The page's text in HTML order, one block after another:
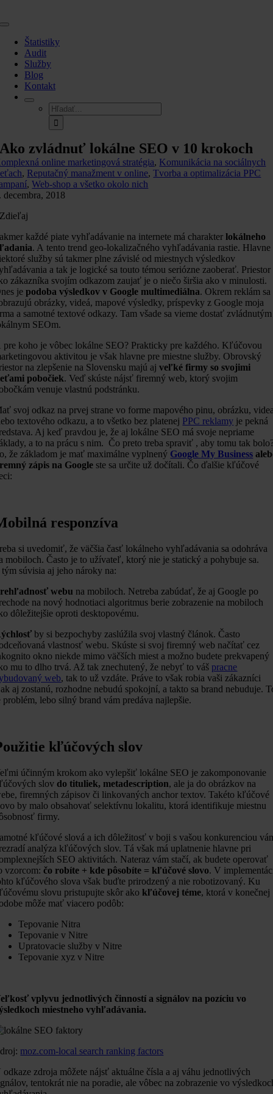
to
Toggle
NavigationŠtatistiky
Audit
Služby
Blog
Kontakt
Hľadať:
Ako zvládnuť lokálne SEO v 10 krokoch
online marketingová stratégia, Komunikácia na sociálnych
, Reputačný manažment v online,Tvorba a optimalizácia PPC
,Web-shop a všetko okolo nich
decembra, 2018
Zdieľaj
každé piate vyhľadávanie na internete má charakterlokálneho
. A tento trend geo-lokalizačného vyhľadávania rastie. Hlavne
služby sú takmer plne závislé od miestnych výsledkov
a tak je logické sa touto témou seriózne zaoberať. Priestor
zákazníka svojím odkazom zaujať je o niečo širšia ako v minulosti.
jepodoba výsledkov v Google multimediálna. Okrem reklám sa
obrázky, videá, mapové výsledky, príspevky z Google moja
a samotné textové odkazy. Tam všade sa vieme dostať zvládnutým
SEOm.
pre koho je vôbec lokálne SEO? Prakticky pre každého. Kľúčovou
aktivitou je však hlavne pre miestne služby. Obrovský
na zlepšenie na Slovensku majú ajveľké firmy so svojimi
pobočiek. Veď skúste nájsť firemný web, ktorý svojim
venuje vlastnú podstránku.
svoj odkaz na prvej strane vo forme mapového pinu, obrázku,
textového odkazu, a to všetko bez platenej PPC reklamy je pekná
Aj keď pravdou je, že aj lokálne SEO má svoje nepriame
a to na prácu s nim. Čo preto treba spraviť , aby tomu tak
že základom je mať maximálne vyplnený Google My Business
zápis na Google ste sa určite už dočítali. Čo ďalšie kľúčové
responzíva
si uvedomiť, že väčšia časť lokálneho vyhľadávania sa odohráva
mobiloch. Často je to užívateľ, ktorý nie je statický a pohybuje sa.
tým súvisia aj jeho nároky na:
webu na mobiloch. Netreba zabúdať, že aj Google po
na nový hodnotiaci algoritmus berie zobrazenie na mobiloch
dôležitejšie oproti desktopovému.
by si bezpochyby zaslúžila svoj vlastný článok. Často
vlastnosť webu. Skúste si svoj firemný web načítať cez
okno niekde mimo väčších miest a možno budete prekvapený
mu to dlho trvá. Až tak znechutený, že nebyť to váš pracne
web, tak to už vzdáte. Práve to však robia vaši zákazníci
aj zostanú, rozhodne nebudú spokojní, a takto sa brand nebuduje.
problém, lebo silný brand vám predáva najlepšie.
kľúčových slov
účinným krokom ako vylepšiť lokálne SEO je zakomponovanie
slov do tituliek, metadescription, ale ja do obrázkov na
firemných zápisov či linkovaných anchor textov. Takéto kľúčové
by malo obsahovať selektívnu lokalitu, ktorá identifikuje miestnu
firmy.
kľúčové slová a ich dôležitosť v boji s vašou konkurenciou
analýza kľúčových slov. Tá však má uplatnenie hlavne pri
SEO aktivitách. Nateraz vám stačí, ak budete operovať
vzorcom:čo robíte + kde pôsobíte = kľúčové slovo. V
kľúčového slova však buďte prirodzený a nie robotizovaný. Ku
slovu pristupujte skôr ako kľúčovej téme, ktorá v konečnej
môže mať viacero podôb:
Tepovanie Nitra
Tepovanie v Nitre
Upratovacie služby v Nitre
Tepovanie xyz v Nitre
vplyvu jednotlivých činností a signálov na pozíciu vo
miestneho vyhľadávania.
moz.com-local search ranking factors
odkaze zdroja môžete nájsť aktuálne čísla a aj váhu jednotlivých
tentokrát nie na poradie, ale vôbec na zobrazenie vo